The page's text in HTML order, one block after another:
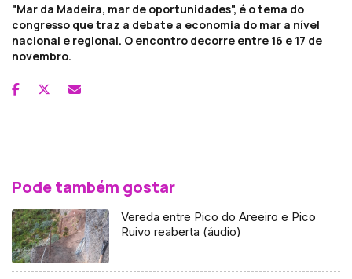
"Mar da Madeira, mar de oportunidades", é o tema do
congresso que traz a debate a economia do mar a nível
nacional e regional. O encontro decorre entre 16 e 17 de
novembro.
Pode também gostar
Vereda entre Pico do Areeiro e Pico
Ruivo reaberta (áudio)